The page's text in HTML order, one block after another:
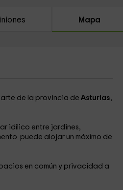
Mapa
de la provincia de Asturias,
idílico entre jardines,
puede alojar un máximo de
en común y privacidad a